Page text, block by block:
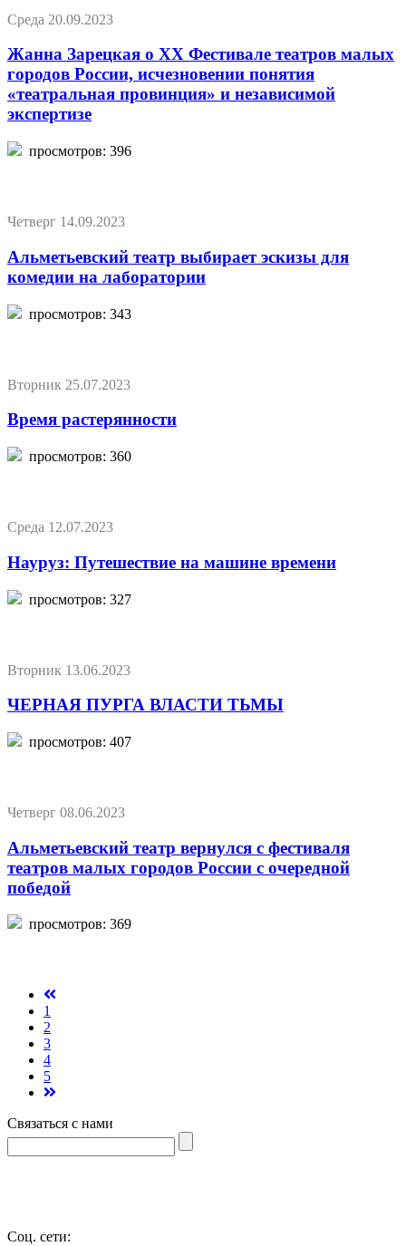
Среда 20.09.2023
Жанна Зарецкая о XX Фестивале театров малых
городов России, исчезновении понятия
«театральная провинция» и независимой
экспертизе
просмотров: 396
Четверг 14.09.2023
Альметьевский театр выбирает эскизы для
комедии на лаборатории
просмотров: 343
Вторник 25.07.2023
Время растерянности
просмотров: 360
Среда 12.07.2023
Науруз: Путешествие на машине времени
просмотров: 327
Вторник 13.06.2023
ЧЕРНАЯ ПУРГА ВЛАСТИ ТЬМЫ
просмотров: 407
Четверг 08.06.2023
Альметьевский театр вернулся с фестиваля
театров малых городов России с очередной
победой
просмотров: 369
1
2
3
4
5
Связаться с нами
Соц. сети: